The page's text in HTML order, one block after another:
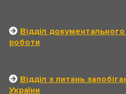
Відділ
роботи
Відділ з питань
України